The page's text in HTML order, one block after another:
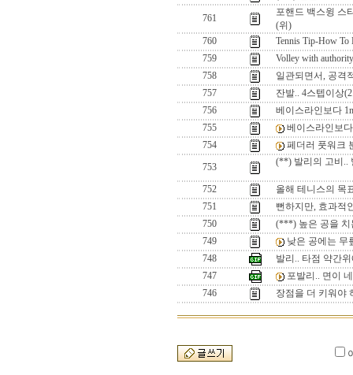
761
포핸드 백스윙 스
(위)
760
Tennis Tip-How To
759
Volley with
758
일관되면서, 공격
757
잔발.. 4스텝이상
756
베이스라인보다
755
베이스라인보
754
페더러 풋워크
753
(**) 발리의 고비..
752
올해 테니스의 목
751
뻔하지만, 효과적
750
(***) 높은 공을 치
749
낮은 공에는 무
748
발리.. 타점 약간
747
포발리.. 면이
746
장점을 더 키워야